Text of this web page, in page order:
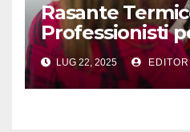
Rasante
Professionisti
Isolamento
LUG 22, 2025 EDITOR